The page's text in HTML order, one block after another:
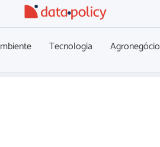
Tecnologia Agronegócio